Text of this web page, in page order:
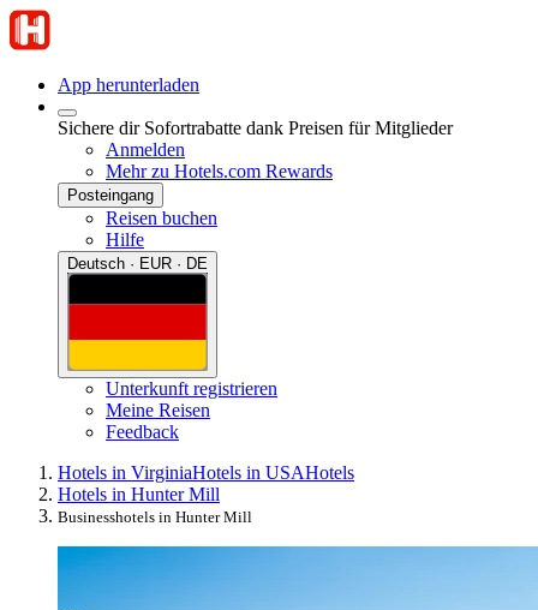
App herunterladen
Sichere dir Sofortrabatte dank Preisen für Mitglieder
Anmelden
Mehr zu Hotels.com Rewards
Posteingang
Reisen buchen
Hilfe
Deutsch · EUR · DE
Unterkunft registrieren
Meine Reisen
Feedback
Hotels in VirginiaHotels in USAHotels
Hotels in Hunter Mill
Businesshotels in Hunter Mill